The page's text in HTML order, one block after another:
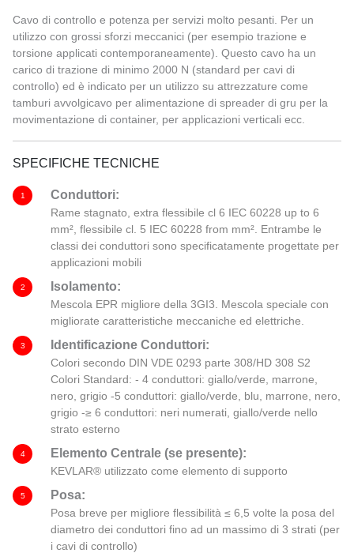
Cavo di controllo e potenza per servizi molto pesanti. Per un
utilizzo con grossi sforzi meccanici (per esempio trazione e
torsione applicati contemporaneamente). Questo cavo ha un
carico di trazione di minimo 2000 N (standard per cavi di
controllo) ed è indicato per un utilizzo su attrezzature come
tamburi avvolgicavo per alimentazione di spreader di gru per la
movimentazione di container, per applicazioni verticali ecc.
SPECIFICHE TECNICHE
1 Conduttori:
Rame stagnato, extra flessibile cl 6 IEC 60228 up to 6
mm², flessibile cl. 5 IEC 60228 from mm². Entrambe le
classi dei conduttori sono specificatamente progettate per
applicazioni mobili
2 Isolamento:
Mescola EPR migliore della 3GI3. Mescola speciale con
migliorate caratteristiche meccaniche ed elettriche.
3 Identificazione Conduttori:
Colori secondo DIN VDE 0293 parte 308/HD 308 S2
Colori Standard: - 4 conduttori: giallo/verde, marrone,
nero, grigio -5 conduttori: giallo/verde, blu, marrone, nero,
grigio -≥ 6 conduttori: neri numerati, giallo/verde nello
strato esterno
4 Elemento Centrale (se presente):
KEVLAR® utilizzato come elemento di supporto
5 Posa:
Posa breve per migliore flessibilità ≤ 6,5 volte la posa del
diametro dei conduttori fino ad un massimo di 3 strati (per
i cavi di controllo)